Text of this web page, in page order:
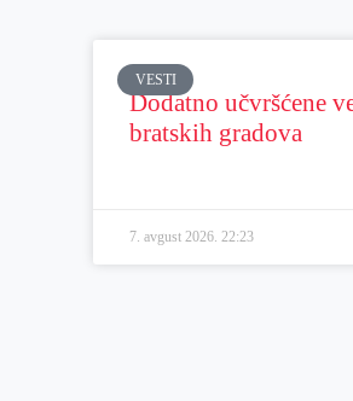
VESTI
Dodatno učvršćene
bratskih gradova
7. avgust 2026. 22:23